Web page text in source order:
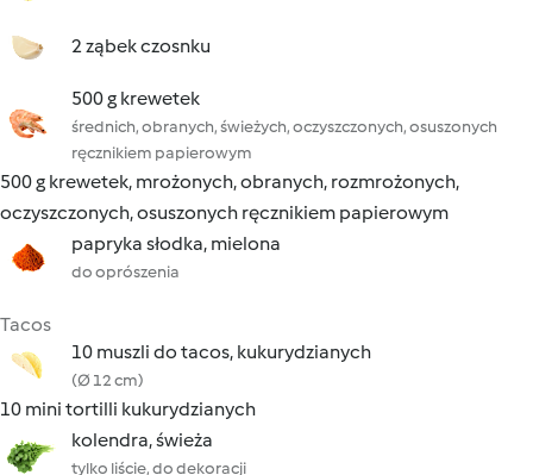
2 ząbek czosnku
500 g krewetek
średnich, obranych, świeżych, oczyszczonych, osuszonych
ręcznikiem papierowym
500 g krewetek, mrożonych, obranych, rozmrożonych,
oczyszczonych, osuszonych ręcznikiem papierowym
papryka słodka, mielona
do oprószenia
Tacos
10 muszli do tacos, kukurydzianych
(Ø 12 cm)
10 mini tortilli kukurydzianych
kolendra, świeża
tylko liście, do dekoracji